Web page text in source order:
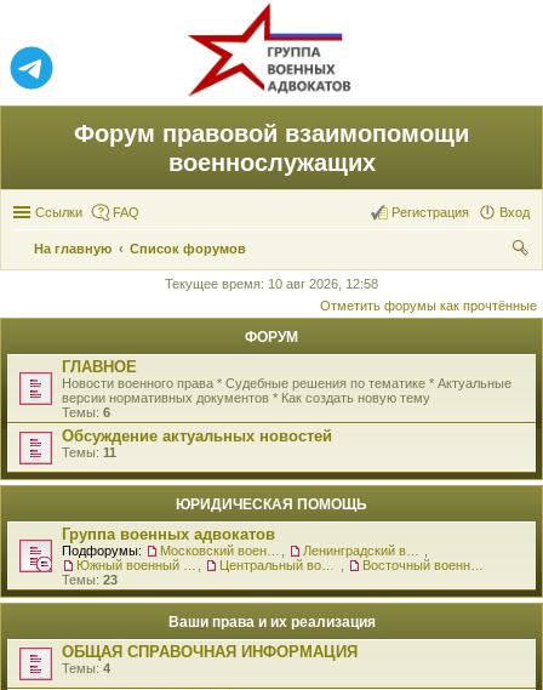
Форум правовой взаимопомощи
военнослужащих
Ссылки FAQ Вход
Регистрация
На главную
Список форумов
ск
Текущее время: 10 авг 2026, 12:58
Отметить форумы как прочтённые
ФОРУМ
ГЛАВНОЕ
Новости военного права * Судебные решения по тематике * Актуальные
версии нормативных документов * Как создать новую тему
Темы: 6
Обсуждение актуальных новостей
Темы: 11
ЮРИДИЧЕСКАЯ ПОМОЩЬ
Группа военных адвокатов
Подфорумы:
Темы: 23
Ваши права и их реализация
ОБЩАЯ СПРАВОЧНАЯ ИНФОРМАЦИЯ
Темы: 4